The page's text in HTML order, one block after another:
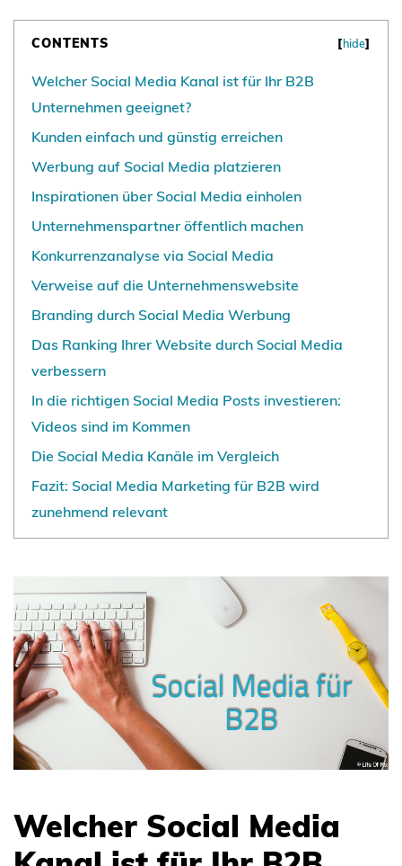
CONTENTS [hide]
Welcher Social Media Kanal ist für Ihr B2B
Unternehmen geeignet?
Kunden einfach und günstig erreichen
Werbung auf Social Media platzieren
Inspirationen über Social Media einholen
Unternehmenspartner öffentlich machen
Konkurrenzanalyse via Social Media
Verweise auf die Unternehmenswebsite
Branding durch Social Media Werbung
Das Ranking Ihrer Website durch Social Media
verbessern
In die richtigen Social Media Posts investieren:
Videos sind im Kommen
Die Social Media Kanäle im Vergleich
Fazit: Social Media Marketing für B2B wird
zunehmend relevant
Welcher Social Media